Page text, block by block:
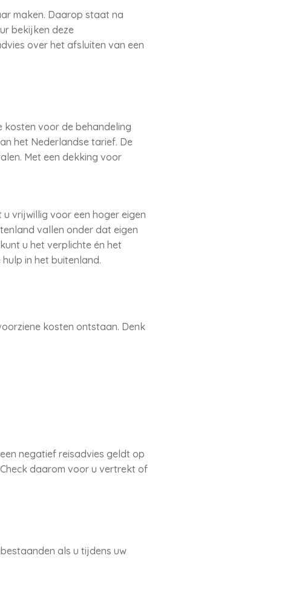
maken. Daarop staat na
bekijken deze
over het afsluiten van een
kosten voor de behandeling
het Nederlandse tarief. De
Met een dekking voor
vrijwillig voor een hoger eigen
vallen onder dat eigen
u het verplichte én het
in het buitenland.
kosten ontstaan. Denk
negatief reisadvies geldt op
daarom voor u vertrekt of
als u tijdens uw